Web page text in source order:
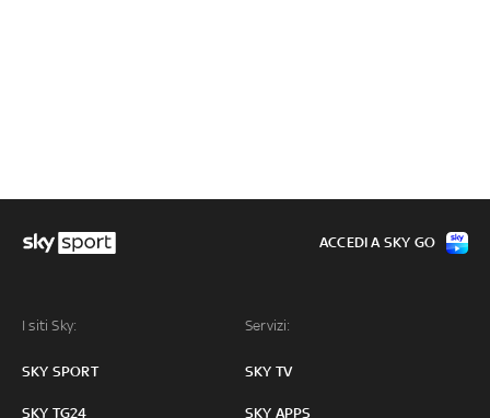
I siti Sky:
SKY SPORT
SKY TG24
Servizi:
SKY TV
SKY APPS
ACCEDI A SKY GO